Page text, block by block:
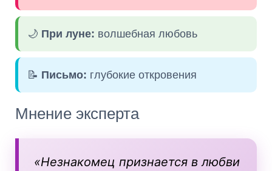
🌙 При луне: волшебная любовь
📝 Письмо: глубокие откровения
Мнение эксперта
«Незнакомец признается в любви